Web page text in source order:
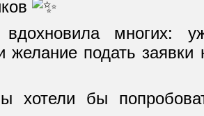
вдохновила многих:
желание подать заявки
хотели бы